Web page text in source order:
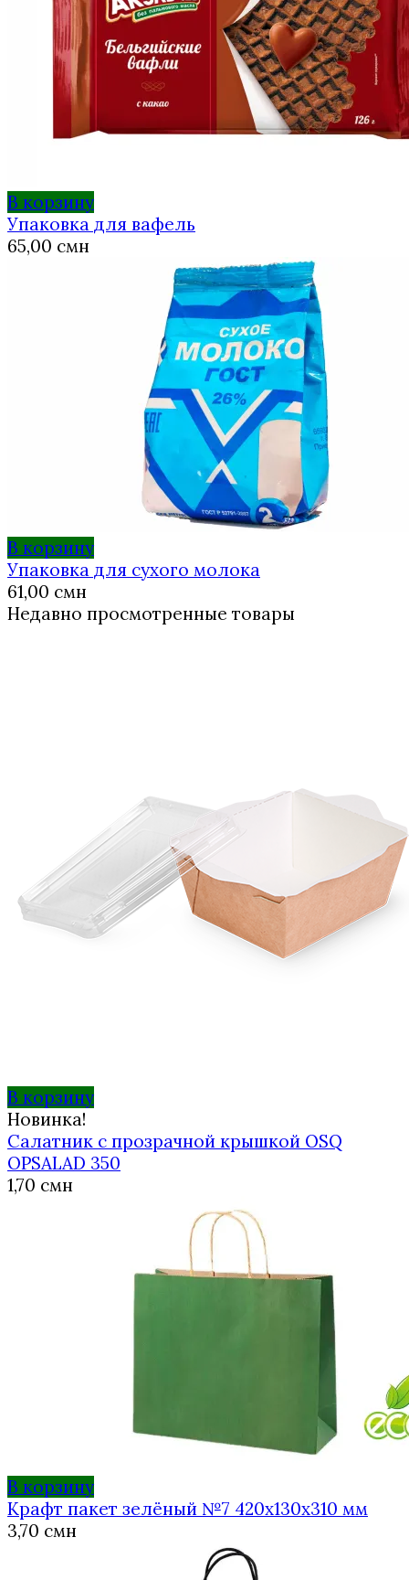
В корзину
Упаковка для вафель
65,00 смн
В корзину
Упаковка для сухого молока
61,00 смн
Недавно просмотренные товары
В корзину
Новинка!
Салатник с прозрачной крышкой OSQ
OPSALAD 350
1,70 смн
В корзину
Крафт пакет зелёный №7 420х130х310 мм
3,70 смн